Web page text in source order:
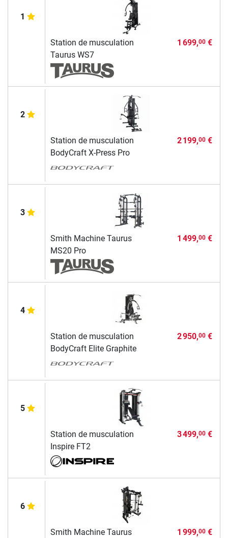
1
Station de musculation
Taurus WS7
1 699,00€
2
Station de musculation
BodyCraft X-Press Pro
2 199,00€
3
Smith Machine Taurus
MS20 Pro
1 499,00€
4
Station de musculation
BodyCraft Elite Graphite
2 950,00€
5
Station de musculation
Inspire FT2
3 499,00€
6
Smith Machine Taurus
1 999,00€